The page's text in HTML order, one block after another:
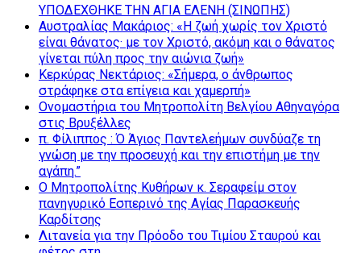
ΥΠΟΔΕΧΘΗΚΕ ΤΗΝ ΑΓΙΑ ΕΛΕΝΗ (ΣΙΝΩΠΗΣ)
Αυστραλίας Μακάριος: «Η ζωή χωρίς τον Χριστό
είναι θάνατος· με τον Χριστό, ακόμη και ο θάνατος
γίνεται πύλη προς την αιώνια ζωή»
Κερκύρας Νεκτάριος: «Σήμερα, ο άνθρωπος
στράφηκε στα επίγεια και χαμερπή»
Ονομαστήρια του Μητροπολίτη Βελγίου Αθηναγόρα
στις Βρυξέλλες
π. Φίλιππος : Ό Άγιος Παντελεήμων συνδύαζε τη
γνώση με την προσευχή και την επιστήμη με την
αγάπη.”
Ο Μητροπολίτης Κυθήρων κ. Σεραφείμ στον
πανηγυρικό Εσπερινό της Αγίας Παρασκευής
Καρδίτσης
Λιτανεία για την Πρόοδο του Τιμίου Σταυρού και